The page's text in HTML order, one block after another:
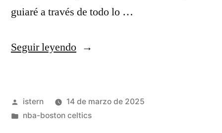
guiaré a través de todo lo …
Seguir leyendo«camiseta
Publicado
por
istern
14 de marzo de 2025
Publicado
nba-boston celtics